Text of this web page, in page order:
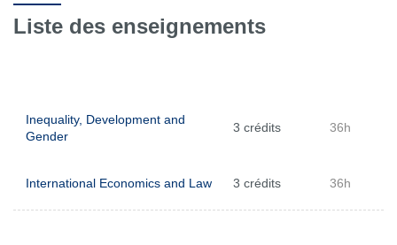
Liste des enseignements
Inequality, Development and
Gender
3 crédits 36h
International Economics and Law 3 crédits 36h